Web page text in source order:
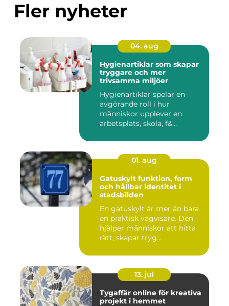
Fler nyheter
04. aug
Hygienartiklar som skapar
tryggare och mer
trivsamma miljöer
Hygienartiklar spelar en
avgörande roll i hur
människor upplever en
arbetsplats, skola, f&...
01. aug
Gatuskylt funktion, form
och hållbar identitet i
stadsbilden
En gatuskylt är mer än bara
en praktisk vägvisare. Den
hjälper människor att hitta
rätt, skapar tryg...
13. jul
Tygaffär online för kreativa
projekt i hemmet